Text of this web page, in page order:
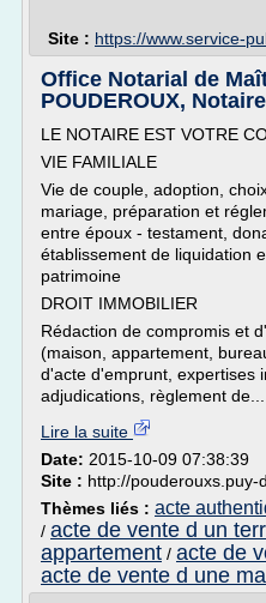
Site : https://www.service-
Office Notarial de
POUDEROUX,
LE NOTAIRE EST VOTRE
VIE FAMILIALE
Vie de couple, adoption,
mariage, préparation et
entre époux - testament,
établissement de liquidation
patrimoine
DROIT IMMOBILIER
Rédaction de compromis et
(maison, appartement,
d'acte d'emprunt, expertises
adjudications, règlement de...
Lire la suite
Date: 2015-10-09 07:38:39
Site : http://pouderouxs.puy-
Thèmes liés : acte
/ acte de vente d un
appartement / acte de
acte de vente d une